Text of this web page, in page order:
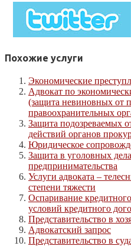
Похожие услуги
Экономические
Адвокат по
(защита невиновных от
правоохранительных
Защита подозреваемых
действий органов
Юридическое
Защита в уголовных
предпринимательства
Услуги адвоката –
степени тяжести
Оспаривание
условий кредитного
Представительство в
Адвокатский запрос
Представительство в